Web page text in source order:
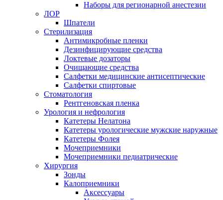
Наборы для регионарной анестезии
ЛОР
Шпатели
Стерилизация
Антимикробные пленки
Дезинфицирующие средства
Локтевые дозаторы
Очищающие средства
Салфетки медицинские антисептические
Салфетки спиртовые
Стоматология
Рентгеновская пленка
Урология и нефрология
Катетеры Нелатона
Катетеры урологические мужские наружные
Катетеры Фолея
Мочеприемники
Мочеприемники педиатрические
Хирургия
Зонды
Калоприемники
Аксессуары